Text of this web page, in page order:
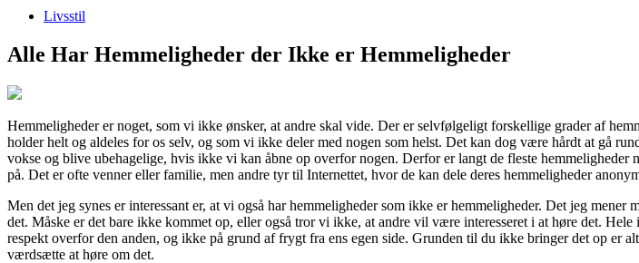
Livsstil
Alle Har Hemmeligheder der Ikke er Hemmeligheder
Hemmeligheder er noget, som vi ikke ønsker, at andre skal vide. Der er selvfølgeligt forskellige grader af
holder helt og aldeles for os selv, og som vi ikke deler med nogen som helst. Det kan dog være hårdt at gå
vokse og blive ubehagelige, hvis ikke vi kan åbne op overfor nogen. Derfor er langt de fleste hemmeligheder
på. Det er ofte venner eller familie, men andre tyr til Internettet, hvor de kan dele deres hemmeligheder
Men det jeg synes er interessant er, at vi også har hemmeligheder som ikke er hemmeligheder. Det jeg
det. Måske er det bare ikke kommet op, eller også tror vi ikke, at andre vil være interesseret i at høre det.
respekt overfor den anden, og ikke på grund af frygt fra ens egen side. Grunden til du ikke bringer det op er
værdsætte at høre om det.